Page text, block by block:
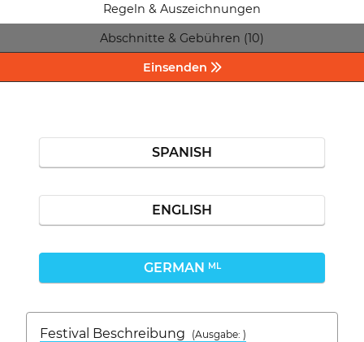
Regeln & Auszeichnungen
Abschnitte & Gebühren (10)
Einsenden
SPANISH
ENGLISH
GERMAN ML
Festival Beschreibung
(Ausgabe: )